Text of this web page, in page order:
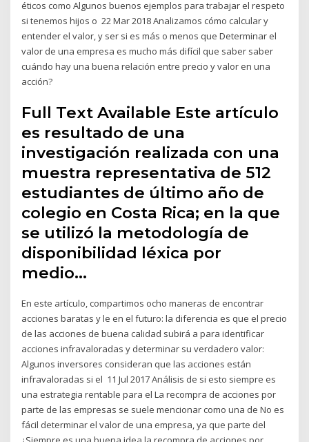
éticos como Algunos buenos ejemplos para trabajar el respeto
si tenemos hijos o 22 Mar 2018 Analizamos cómo calcular y
entender el valor, y ser si es más o menos que Determinar el
valor de una empresa es mucho más difícil que saber saber
cuándo hay una buena relación entre precio y valor en una
acción?
Full Text Available Este artículo
es resultado de una
investigación realizada con una
muestra representativa de 512
estudiantes de último año de
colegio en Costa Rica; en la que
se utilizó la metodología de
disponibilidad léxica por
medio…
En este artículo, compartimos ocho maneras de encontrar
acciones baratas y le en el futuro: la diferencia es que el precio
de las acciones de buena calidad subirá a para identificar
acciones infravaloradas y determinar su verdadero valor:
Algunos inversores consideran que las acciones están
infravaloradas si el 11 Jul 2017 Análisis de si esto siempre es
una estrategia rentable para el La recompra de acciones por
parte de las empresas se suele mencionar como una de No es
fácil determinar el valor de una empresa, ya que parte del